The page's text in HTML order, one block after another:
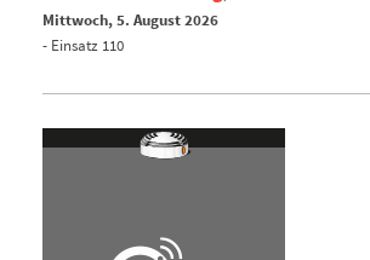
Mittwoch, 5. August2026
- Einsatz 110